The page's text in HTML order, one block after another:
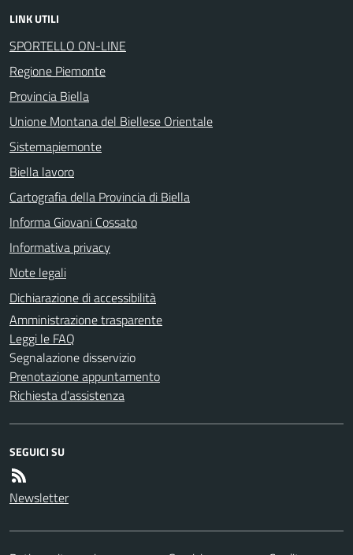
LINK UTILI
SPORTELLO ON-LINE
Regione Piemonte
Provincia Biella
Unione Montana del Biellese Orientale
Sistemapiemonte
Biella lavoro
Cartografia della Provincia di Biella
Informa Giovani Cossato
Informativa privacy
Note legali
Dichiarazione di accessibilità
Amministrazione trasparente
Leggi le FAQ
Segnalazione disservizio
Prenotazione appuntamento
Richiesta d'assistenza
SEGUICI SU
Newsletter